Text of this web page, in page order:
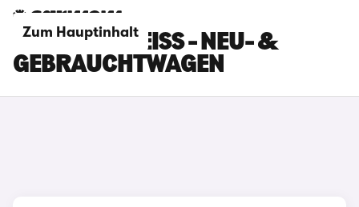
Zum Hauptinhalt
LEXUS NX WEISS - NEU- & G
EBRAUCHTWAGEN